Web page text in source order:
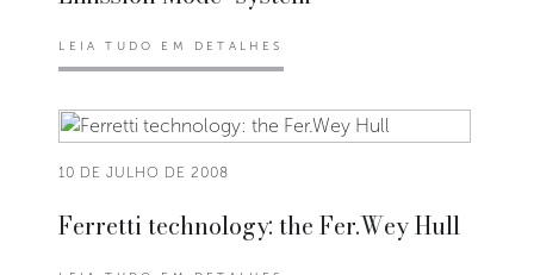
LEIA TUDO EM DETALHES
10 DE JULHO DE 2008
Ferretti technology: the Fer.Wey Hull